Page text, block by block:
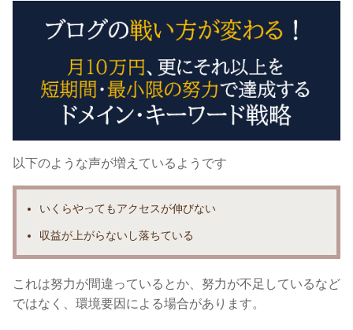
以下のような声が増えているようです
いくらやっても アクセスが伸びない
収益が上がらないし落ちている
これは努力が間違っているとか、努力が不足しているなど
ではなく、 環境要因による場合があります。